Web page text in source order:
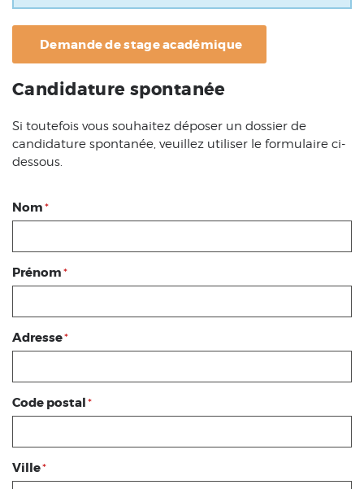
Demande de stage académique
Candidature spontanée
Si toutefois vous souhaitez déposer un dossier de
candidature spontanée, veuillez utiliser le formulaire ci-
dessous.
Nom*
Prénom*
Adresse*
Code postal*
Ville*